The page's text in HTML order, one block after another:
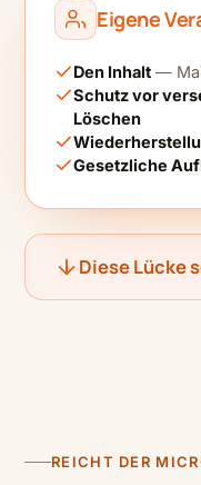
Eigene
Den Inhalt —
Schutz vor
Löschen
Gesetzliche
Diese Lücke
REICHT DER